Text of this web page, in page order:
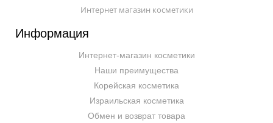
Интернет магазин косметики
Информация
Интернет-магазин косметики
Наши преимущества
Корейская косметика
Израильская косметика
Обмен и возврат товара